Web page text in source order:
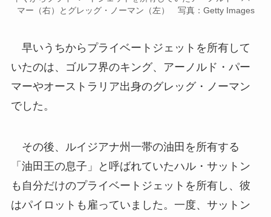
マー（右）とグレッグ・ノーマン（左） 写真：Getty Images
早いうちからプライベートジェットを所有して
いたのは、ゴルフ界のキング、アーノルド・パー
マーやオーストラリア出身のグレッグ・ノーマン
でした。
その後、ルイジアナ州一帯の油田を所有する
「油田王の息子」と呼ばれていたハル・サットン
も自分だけのプライベートジェットを所有し、彼
はパイロットも雇っていました。一度、サットン